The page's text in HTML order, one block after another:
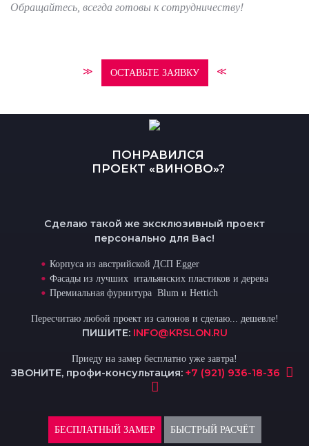
Обращайтесь, всегда готовы к сотрудничеству!
≫ ОСТАВЬТЕ ЗАЯВКУ ≪
ПОНРАВИЛСЯ
ПРОЕКТ «ВИНОВО»?
Сделаю такой же эксклюзивный проект
персонально для Вас!
Корпуса из австрийской ДСП Egger
Фасады из лучших итальянских пластиков и дерева
Премиальная фурнитура Blum и Hettich
Пересчитаю любой проект из салонов и сделаю... дешевле!
ПИШИТЕ: INFO@KRSLON.RU
Приеду на замер бесплатно уже завтра!
ЗВОНИТЕ, профи-консультация: +7 (921) 936-18-36
БЕСПЛАТНЫЙ ЗАМЕР БЫСТРЫЙ РАСЧЁТ